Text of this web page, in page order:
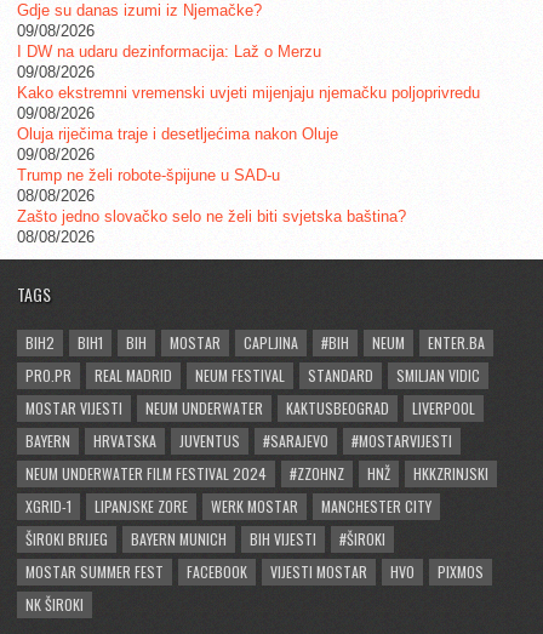
Gdje su danas izumi iz Njemačke?
09/08/2026
I DW na udaru dezinformacija: Laž o Merzu
09/08/2026
Kako ekstremni vremenski uvjeti mijenjaju njemačku poljoprivredu
09/08/2026
Oluja riječima traje i desetljećima nakon Oluje
09/08/2026
Trump ne želi robote-špijune u SAD-u
08/08/2026
Zašto jedno slovačko selo ne želi biti svjetska baština?
08/08/2026
TAGS
BIH2 BIH1 BIH MOSTAR CAPLJINA #BIH NEUM
ENTER.BA
PRO.PR
REAL MADRID NEUM FESTIVAL STANDARD
SMILJAN VIDIC
MOSTAR VIJESTI
NEUM UNDERWATER KAKTUSBEOGRAD
LIVERPOOL
BAYERN
HRVATSKA JUVENTUS #SARAJEVO
#MOSTARVIJESTI
NEUM UNDERWATER FILM FESTIVAL 2024
#ZZOHNZ HNŽ
HKKZRINJSKI
XGRID-1
LIPANJSKE ZORE WERK MOSTAR
MANCHESTER CITY
ŠIROKI BRIJEG
BAYERN MUNICH BIH VIJESTI
#ŠIROKI
MOSTAR SUMMER FEST
FACEBOOK VIJESTI MOSTAR HVO
PIXMOS
NK ŠIROKI